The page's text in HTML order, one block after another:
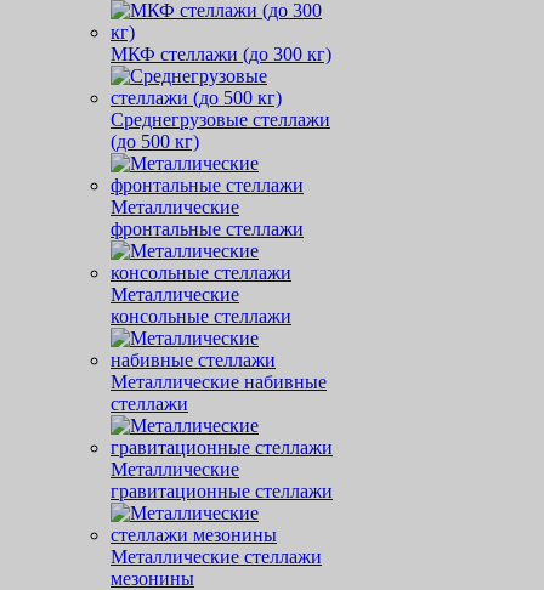
МКФ стеллажи (до 300 кг)
Среднегрузовые стеллажи
(до 500 кг)
Металлические
фронтальные стеллажи
Металлические
консольные стеллажи
Металлические набивные
стеллажи
Металлические
гравитационные стеллажи
Металлические стеллажи
мезонины